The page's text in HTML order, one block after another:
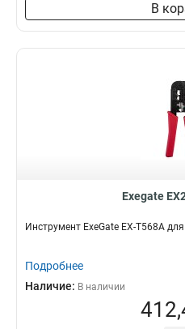
В
Exegate
Инструмент ExeGate EX-T568A
Подробнее
Наличие: В наличии